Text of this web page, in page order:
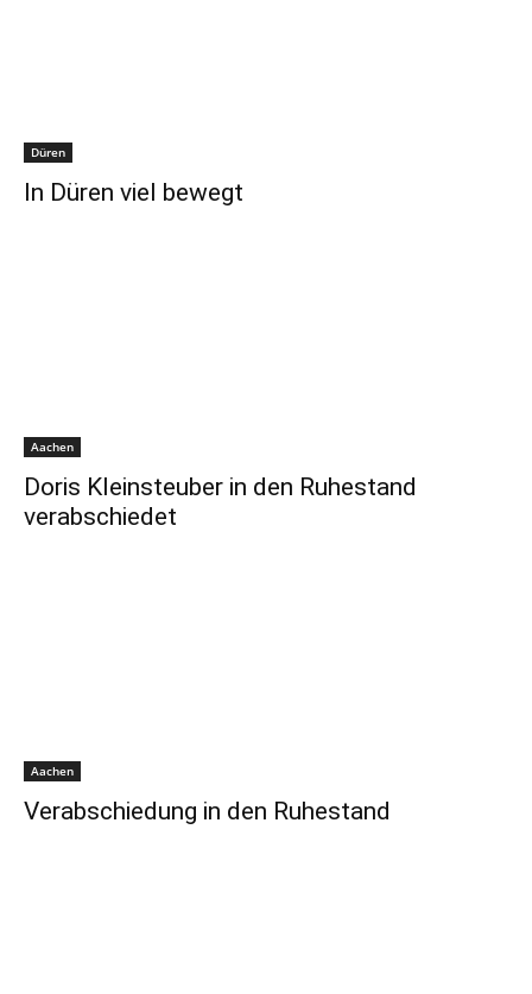
Düren
In Düren viel bewegt
Aachen
Doris Kleinsteuber in den Ruhestand
verabschiedet
Aachen
Verabschiedung in den Ruhestand